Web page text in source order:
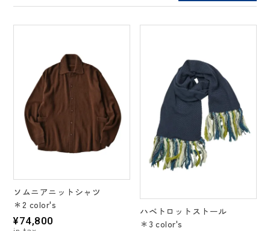
ソムニアニットシャツ
＊2 color's
¥74,800
ハベトロットストール
＊3 color's